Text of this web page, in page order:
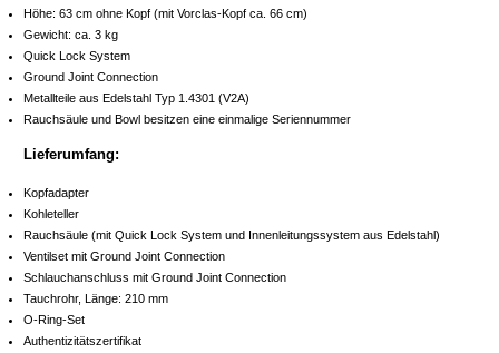
Höhe: 63 cm ohne Kopf (mit Vorclas-Kopf ca. 66 cm)
Gewicht: ca. 3 kg
Quick Lock System
Ground Joint Connection
Metallteile aus Edelstahl Typ 1.4301 (V2A)
Rauchsäule und Bowl besitzen eine einmalige Seriennummer
Lieferumfang:
Kopfadapter
Kohleteller
Rauchsäule (mit Quick Lock System und Innenleitungssystem aus Edelstahl)
Ventilset mit Ground Joint Connection
Schlauchanschluss mit Ground Joint Connection
Tauchrohr, Länge: 210 mm
O-Ring-Set
Authentizitätszertifikat